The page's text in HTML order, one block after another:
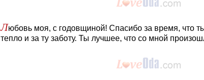
Любовь моя, с годовщиной! Спасибо за время, что
тепло и за ту заботу. Ты лучшее, что со мной